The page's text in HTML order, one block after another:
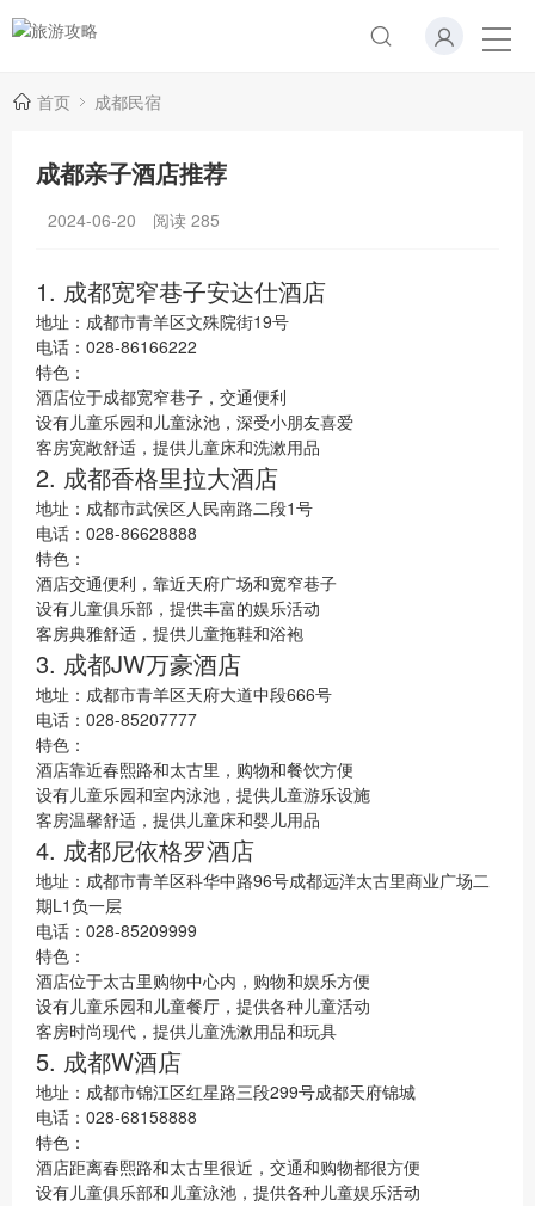
首页 成都民宿
成都亲子酒店推荐
2024-06-20 阅读 285
1. 成都宽窄巷子安达仕酒店
地址：成都市青羊区文殊院街19号
电话：028-86166222
特色：
酒店位于成都宽窄巷子，交通便利
设有儿童乐园和儿童泳池，深受小朋友喜爱
客房宽敞舒适，提供儿童床和洗漱用品
2. 成都香格里拉大酒店
地址：成都市武侯区人民南路二段1号
电话：028-86628888
特色：
酒店交通便利，靠近天府广场和宽窄巷子
设有儿童俱乐部，提供丰富的娱乐活动
客房典雅舒适，提供儿童拖鞋和浴袍
3. 成都JW万豪酒店
地址：成都市青羊区天府大道中段666号
电话：028-85207777
特色：
酒店靠近春熙路和太古里，购物和餐饮方便
设有儿童乐园和室内泳池，提供儿童游乐设施
客房温馨舒适，提供儿童床和婴儿用品
4. 成都尼依格罗酒店
地址：成都市青羊区科华中路96号成都远洋太古里商业广场二
期L1负一层
电话：028-85209999
特色：
酒店位于太古里购物中心内，购物和娱乐方便
设有儿童乐园和儿童餐厅，提供各种儿童活动
客房时尚现代，提供儿童洗漱用品和玩具
5. 成都W酒店
地址：成都市锦江区红星路三段299号成都天府锦城
电话：028-68158888
特色：
酒店距离春熙路和太古里很近，交通和购物都很方便
设有儿童俱乐部和儿童泳池，提供各种儿童娱乐活动